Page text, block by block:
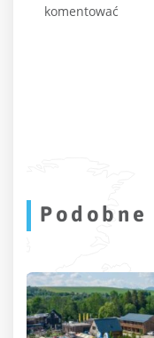
komentować